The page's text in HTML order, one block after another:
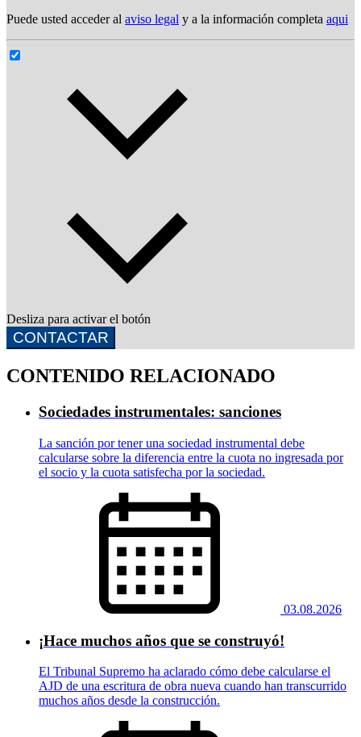
Puede usted acceder al aviso legal y a la información completa aqui
Desliza para activar el botón
CONTACTAR
CONTENIDO RELACIONADO
Sociedades instrumentales: sanciones
La sanción por tener una sociedad instrumental debe
calcularse sobre la diferencia entre la cuota no ingresada por
el socio y la cuota satisfecha por la sociedad.
03.08.2026
¡Hace muchos años que se construyó!
El Tribunal Supremo ha aclarado cómo debe calcularse el
AJD de una escritura de obra nueva cuando han transcurrido
muchos años desde la construcción.